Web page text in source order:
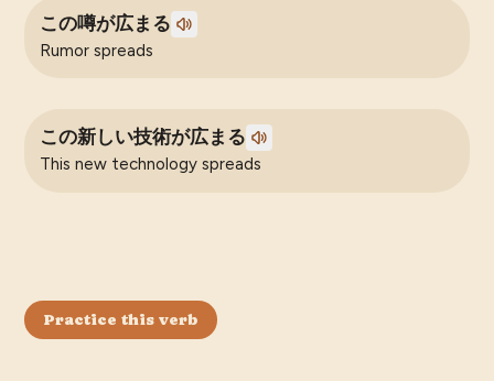
この噂が広まる
Rumor spreads
この新しい技術が広まる
This new technology spreads
Practice this verb